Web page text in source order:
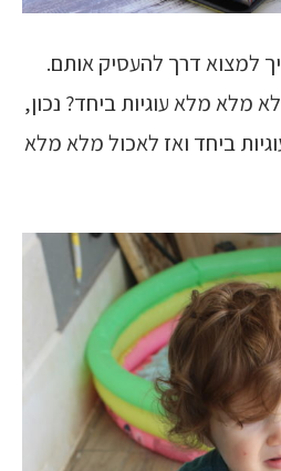
למצוא דרך להעסיק אותם.
מלא מלא עוגיות ביחד? נכון,
ביחד ואז לאכול מלא מלא